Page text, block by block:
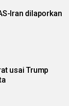
Iran dilaporkan
usai Trump